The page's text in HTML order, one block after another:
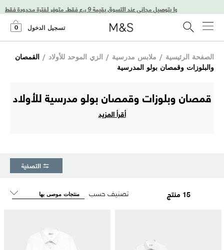
تسجيل الدخول 0
الصفحة الرئيسية / ملابس مدرسية / الزي الموحد للأولاد / القمصان
والبلوزات وقمصان بولو المدرسية
قمصان وبلوزات وقمصان بولو مدرسية للأولاد
أقرأ المزيد
التصفية
15 منتج تصنيف حسب